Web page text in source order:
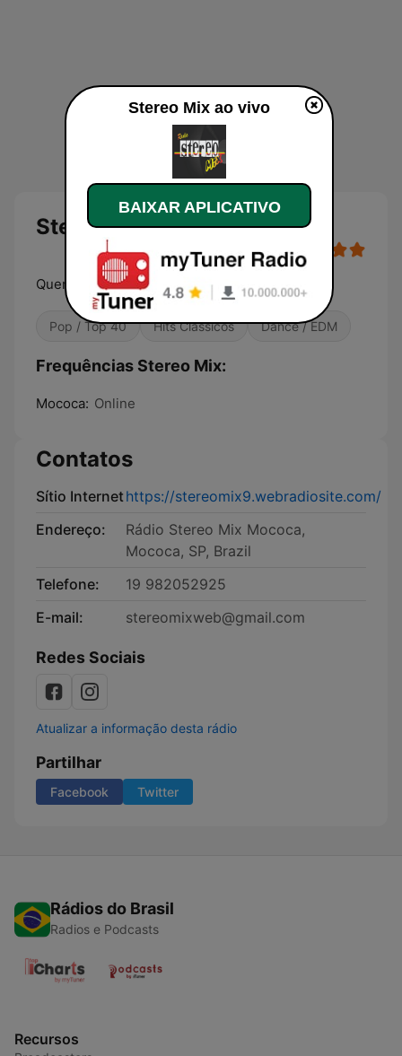
Stereo Mix
Quem ouve curti
Pop / Top 40 Hits Clássicos Dance / EDM
Frequências Stereo Mix:
Mococa: Online
Contatos
Sítio Internethttps://stereomix9.webradiosite.com/
Endereço:
Rádio Stereo Mix Mococa,
Mococa, SP, Brazil
Telefone:
19 982052925
E-mail:
stereomixweb@gmail.com
Redes Sociais
Atualizar a informação desta rádio
Partilhar
Facebook Twitter
Rádios do Brasil
Radios e Podcasts
Recursos
Stereo Mix ao vivo
BAIXAR APLICATIVO